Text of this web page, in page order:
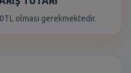
olması gerekmektedir.